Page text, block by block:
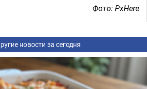
Фото: PxHere
новости за сегодня